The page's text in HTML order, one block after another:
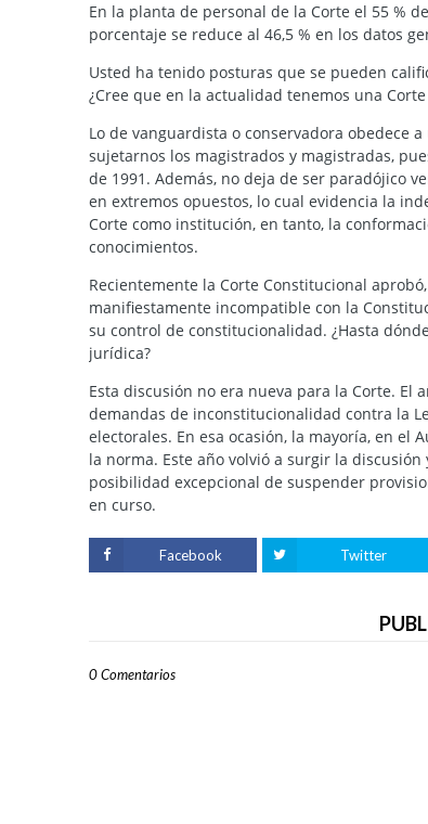
En la planta de personal de la Corte el 55 %
porcentaje se reduce al 46,5 % en los datos
Usted ha tenido posturas que se pueden
¿Cree que en la actualidad tenemos una
Lo de vanguardista o conservadora obedece
sujetarnos los magistrados y magistradas,
de 1991. Además, no deja de ser paradójico
en extremos opuestos, lo cual evidencia la
Corte como institución, en tanto, la
conocimientos.
Recientemente la Corte Constitucional
manifiestamente incompatible con la
su control de constitucionalidad. ¿Hasta
jurídica?
Esta discusión no era nueva para la Corte. El
demandas de inconstitucionalidad contra la
electorales. En esa ocasión, la mayoría, en el
la norma. Este año volvió a surgir la discusión
posibilidad excepcional de suspender
en curso.
Facebook Twitter
0 Comentarios